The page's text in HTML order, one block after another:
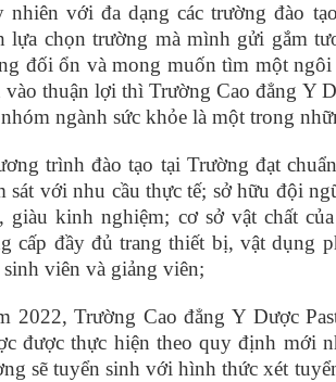
nhiên với đa dạng các trường đào
lựa chọn trường mà mình gửi gắm
đối ổn và mong muốn tìm một
vào thuận lợi thì Trường Cao đẳng Y
ngành sức khỏe là một trong
trình đào tạo tại Trường đạt
sát với nhu cầu thực tế; sở hữu đội
giàu kinh nghiệm; cơ sở vật chất
cấp đầy đủ trang thiết bị, vật dụng
sinh viên và giảng viên;
2022, Trường Cao đẳng Y Dược
được thực hiện theo quy định mới
sẽ tuyển sinh với hình thức xét